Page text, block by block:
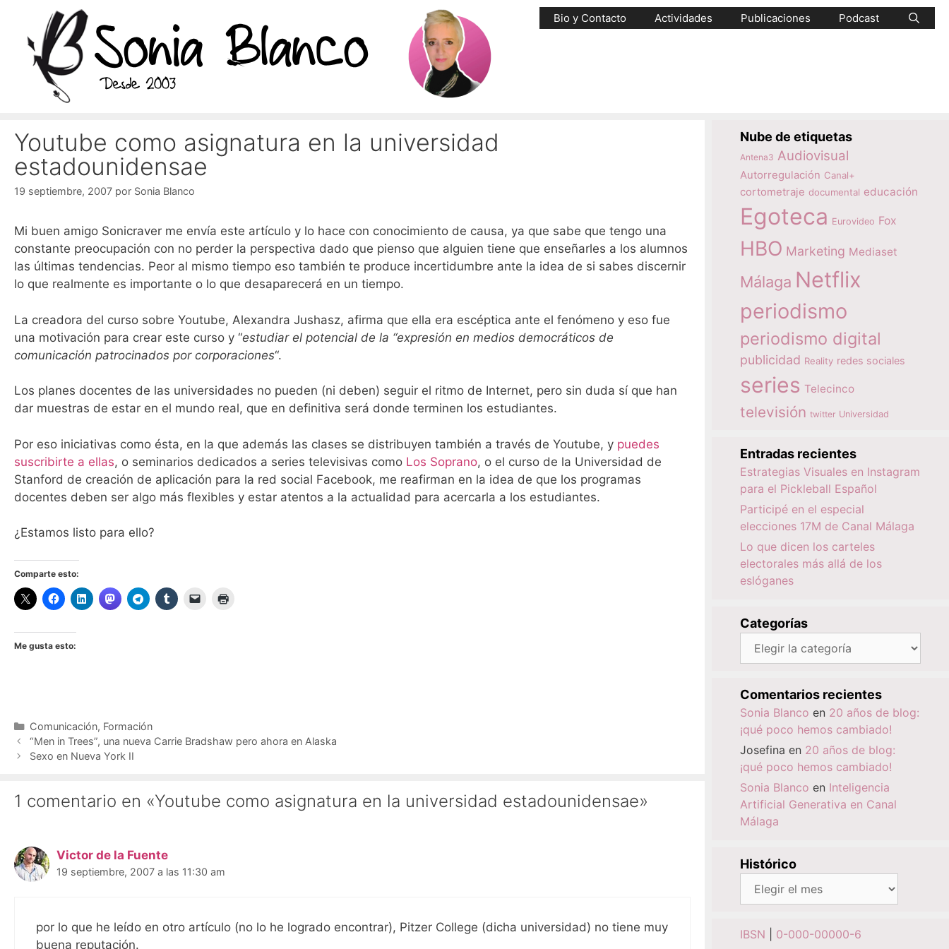
contenido
Bio y Contacto Actividades Publicaciones Podcast
Youtube como asignatura en la universidad
estadounidensae
19 septiembre, 2007 por Sonia Blanco
Mi buen amigo Sonicraver me envía este artículo y lo hace con conocimiento de causa, ya que sabe que tengo una
constante preocupación con no perder la perspectiva dado que pienso que alguien tiene que enseñarles a los alumnos
las últimas tendencias. Peor al mismo tiempo eso también te produce incertidumbre ante la idea de si sabes discernir
lo que realmente es importante o lo que desaparecerá en un tiempo.
La creadora del curso sobre Youtube, Alexandra Jushasz, afirma que ella era escéptica ante el fenómeno y eso fue
una motivación para crear este curso y “estudiar el potencial de la “expresión en medios democráticos de
comunicación patrocinados por corporaciones“.
Los planes docentes de las universidades no pueden (ni deben) seguir el ritmo de Internet, pero sin duda sí que han
dar muestras de estar en el mundo real, que en definitiva será donde terminen los estudiantes.
Por eso iniciativas como ésta, en la que además las clases se distribuyen también a través de Youtube, y puedes
suscribirte a ellas, o seminarios dedicados a series televisivas como Los Soprano, o el curso de la Universidad de
Stanford de creación de aplicación para la red social Facebook, me reafirman en la idea de que los programas
docentes deben ser algo más flexibles y estar atentos a la actualidad para acercarla a los estudiantes.
¿Estamos listo para ello?
Comparte esto:
Me gusta esto:
Categorías
Comunicación, Formación
“Men in Trees”, una nueva Carrie Bradshaw pero ahora en Alaska
Sexo en Nueva York II
1 comentario en «Youtube como asignatura en la universidad estadounidensae»
Victor de la Fuente
19 septiembre, 2007 a las 11:30 am
por lo que he leído en otro artículo (no lo he logrado encontrar), Pitzer College (dicha universidad) no tiene muy
buena reputación.
Nube de etiquetas
Antena3 Audiovisual
Autorregulación Canal+
cortometraje documental educación
Egoteca Eurovideo Fox
HBO Marketing Mediaset
Málaga Netflix
periodismo
periodismo digital
publicidad Reality redes sociales
series Telecinco
televisión twitter Universidad
Entradas recientes
Estrategias Visuales en Instagram
para el Pickleball Español
Participé en el especial
elecciones 17M de Canal Málaga
Lo que dicen los carteles
electorales más allá de los
eslóganes
Categorías
Categorías
Comentarios recientes
Sonia Blanco en 20 años de blog:
¡qué poco hemos cambiado!
Josefina en 20 años de blog:
¡qué poco hemos cambiado!
Sonia Blanco en Inteligencia
Artificial Generativa en Canal
Málaga
Histórico
Histórico
IBSN 0-000-00000-6